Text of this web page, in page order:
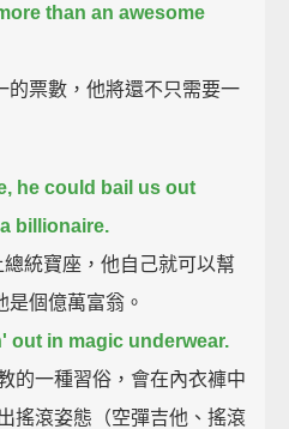
than an awesome
的票數，他將還不只需要一
he could bail us out
billionaire.
統寶座，他自己就可以幫
是個億萬富翁。
out in magic underwear.
的一種習俗，會在內衣褲中
搖滾姿態（空彈吉他、搖滾